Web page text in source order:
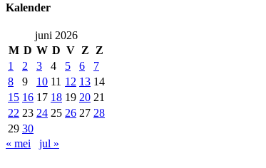
Kalender
juni 2026
M D W D V Z
Z
1
2 3 4 5 6
7
8
9 10 11 12 13 14
15 16 17 18 19 20 21
22 23 24 25 26 27 28
29 30
« mei
jul »